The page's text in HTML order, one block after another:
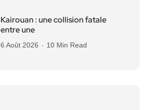
Kairouan : une collision fatale
entre une
6 Août 2026 10 Min Read